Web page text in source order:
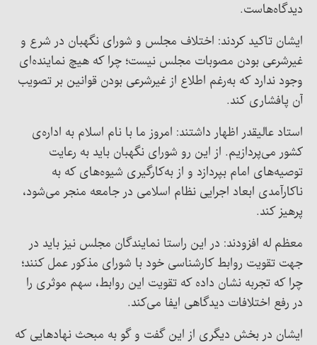
دیدگاه‌هاست.
ایشان تاکید کردند: اختلاف مجلس و شورای نگهبان در شرع و
غیرشرعی بودن مصوبات مجلس نیست؛ چرا که هیچ نماینده‌ای
وجود ندارد که به‌رغم اطلاع از غیرشرعی بودن قوانین بر تصویب
آن پافشاری کند.
استاد عالیقدر اظهار داشتند: امروز ما با نام اسلام به اداره‌ی
کشور می‌پردازیم. از این رو شورای نگهبان باید به رعایت
توصیه‌های امام بپردازد و از به‌کارگیری شیوه‌های که به
ناکارآمدی ابعاد اجرایی نظام اسلامی در جامعه منجر می‌شود،
پرهیز کند.
معظم له افزودند: در این راستا نمایندگان مجلس نیز باید در
جهت تقویت روابط کارشناسی خود با شورای مذکور عمل کنند؛
چرا که تجربه نشان داده که تقویت این روابط، سهم موثری را
در رفع اختلافات دیدگاهی ایفا می‌کند.
ایشان در بخش دیگری از این گفت و گو به مبحث نهادهایی که